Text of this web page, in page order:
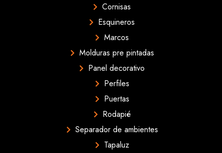
Cornisas
Esquineros
Marcos
Molduras pre pintadas
Panel decorativo
Perfiles
Puertas
Rodapié
Separador de ambientes
Tapaluz